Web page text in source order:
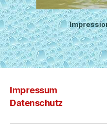
Impressum
Datenschutz